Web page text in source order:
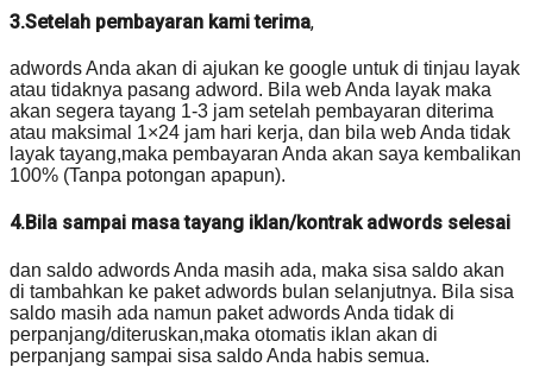
3.Setelah pembayaran kami terima,
adwords Anda akan di ajukan ke google untuk di tinjau layak
atau tidaknya pasang adword. Bila web Anda layak maka
akan segera tayang 1-3 jam setelah pembayaran diterima
atau maksimal 1×24 jam hari kerja, dan bila web Anda tidak
layak tayang,maka pembayaran Anda akan saya kembalikan
100% (Tanpa potongan apapun).
4.Bila sampai masa tayang iklan/kontrak adwords selesai
dan saldo adwords Anda masih ada, maka sisa saldo akan
di tambahkan ke paket adwords bulan selanjutnya. Bila sisa
saldo masih ada namun paket adwords Anda tidak di
perpanjang/diteruskan,maka otomatis iklan akan di
perpanjang sampai sisa saldo Anda habis semua.